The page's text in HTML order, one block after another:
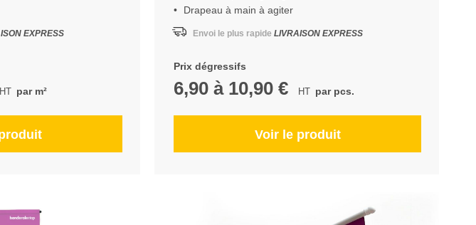
EXPRESS
par m²
Drapeau à main à agiter
Envoi le plus rapide LIVRAISON EXPRESS
Prix dégressifs
6,90 à 10,90 € par pcs.
Voir le produit